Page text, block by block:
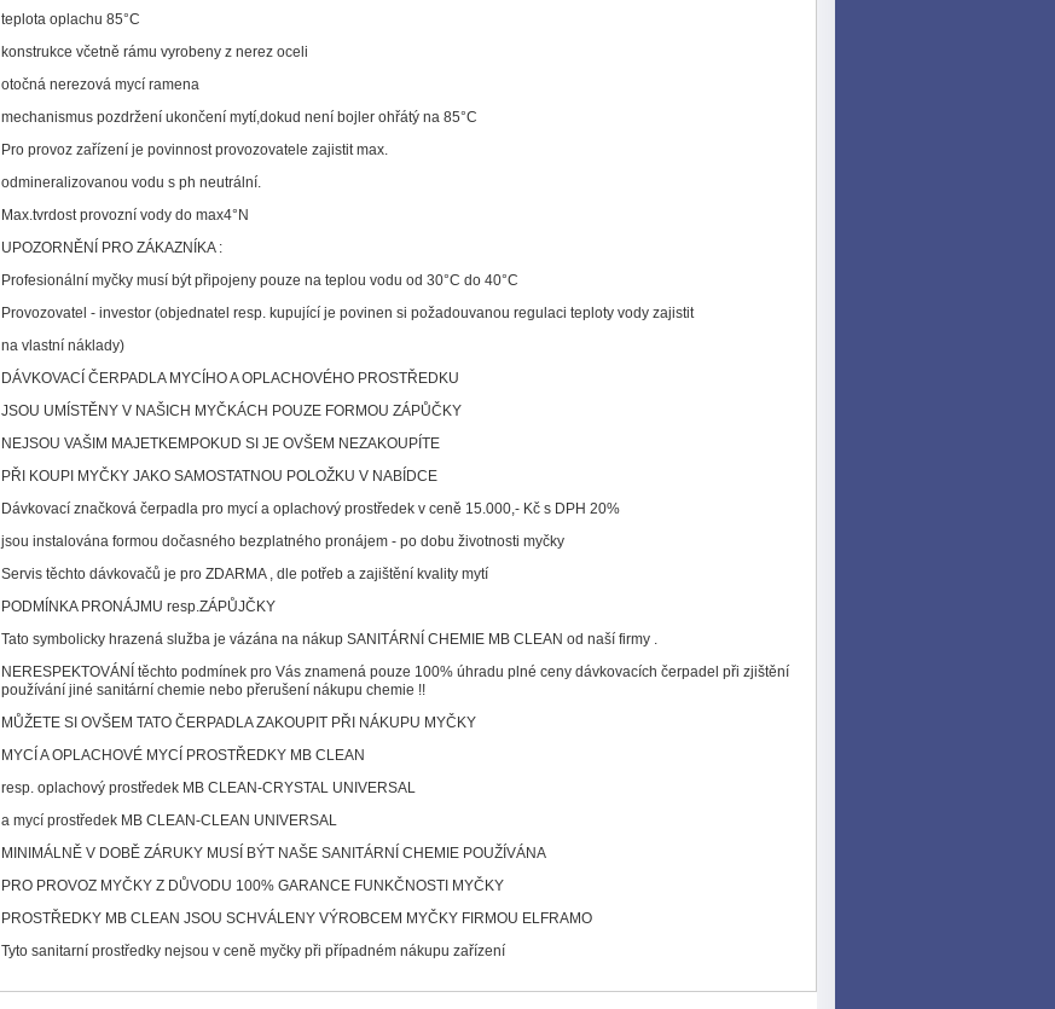
teplota oplachu 85°C
konstrukce včetně rámu vyrobeny z nerez oceli
otočná nerezová mycí ramena
mechanismus pozdržení ukončení mytí,dokud není bojler ohřátý na 85°C
Pro provoz zařízení je povinnost provozovatele zajistit max.
odmineralizovanou vodu s ph neutrální.
Max.tvrdost provozní vody do max4°N
UPOZORNĚNÍ PRO ZÁKAZNÍKA :
Profesionální myčky musí být připojeny pouze na teplou vodu od 30°C do 40°C
Provozovatel - investor (objednatel resp. kupující je povinen si požadouvanou regulaci teploty vody zajistit
na vlastní náklady)
DÁVKOVACÍ ČERPADLA MYCÍHO A OPLACHOVÉHO PROSTŘEDKU
JSOU UMÍSTĚNY V NAŠICH MYČKÁCH POUZE FORMOU ZÁPŮČKY
NEJSOU VAŠIM MAJETKEMPOKUD SI JE OVŠEM NEZAKOUPÍTE
PŘI KOUPI MYČKY JAKO SAMOSTATNOU POLOŽKU V NABÍDCE
Dávkovací značková čerpadla pro mycí a oplachový prostředek v ceně 15.000,- Kč s DPH 20%
jsou instalována formou dočasného bezplatného pronájem - po dobu životnosti myčky
Servis těchto dávkovačů je pro ZDARMA , dle potřeb a zajištění kvality mytí
PODMÍNKA PRONÁJMU resp.ZÁPŮJČKY
Tato symbolicky hrazená služba je vázána na nákup SANITÁRNÍ CHEMIE MB CLEAN od naší firmy .
NERESPEKTOVÁNÍ těchto podmínek pro Vás znamená pouze 100% úhradu plné ceny dávkovacích čerpadel při zjištění
používání jiné sanitární chemie nebo přerušení nákupu chemie !!
MŮŽETE SI OVŠEM TATO ČERPADLA ZAKOUPIT PŘI NÁKUPU MYČKY
MYCÍ A OPLACHOVÉ MYCÍ PROSTŘEDKY MB CLEAN
resp. oplachový prostředek MB CLEAN-CRYSTAL UNIVERSAL
a mycí prostředek MB CLEAN-CLEAN UNIVERSAL
MINIMÁLNĚ V DOBĚ ZÁRUKY MUSÍ BÝT NAŠE SANITÁRNÍ CHEMIE POUŽÍVÁNA
PRO PROVOZ MYČKY Z DŮVODU 100% GARANCE FUNKČNOSTI MYČKY
PROSTŘEDKY MB CLEAN JSOU SCHVÁLENY VÝROBCEM MYČKY FIRMOU ELFRAMO
Tyto sanitarní prostředky nejsou v ceně myčky při případném nákupu zařízení